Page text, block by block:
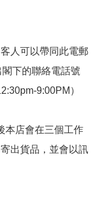
人可以帶同此電郵
下的聯絡電話號
9:00PM）
本店會在三個工作
出貨品，並會以訊